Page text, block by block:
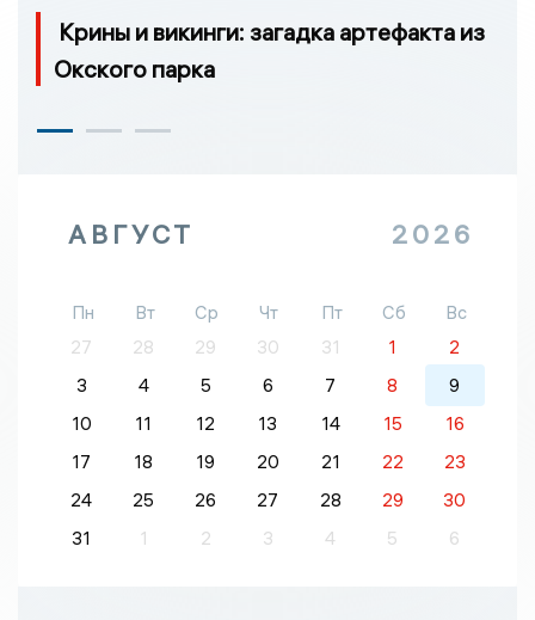
Крины и викинги: загадка артефакта из
Окского парка
АВГУСТ 2026
Пн Вт Ср Чт Пт Сб
Вс
27
28 29 30 31 1
2
3
4 5 6 7 8
9
10
11 12 13 14 15
16
17
18 19 20 21 22
23
24
25 26 27 28 29
30
31
1 2 3 4 5 6